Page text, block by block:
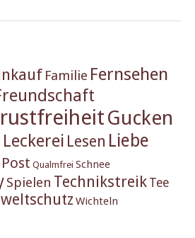
Familie Fernsehen
Gucken
Leckerei Lesen Liebe
Post Qualmfrei Schnee
Spielen Technikstreik Tee
Wichteln